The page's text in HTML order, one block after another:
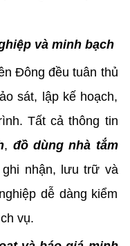
và minh bạch
Đông đều tuân thủ
sát, lập kế hoạch,
Tất cả thông tin
, đồ dùng nhà tắm
nhận, lưu trữ và
dễ dàng kiểm
vụ.